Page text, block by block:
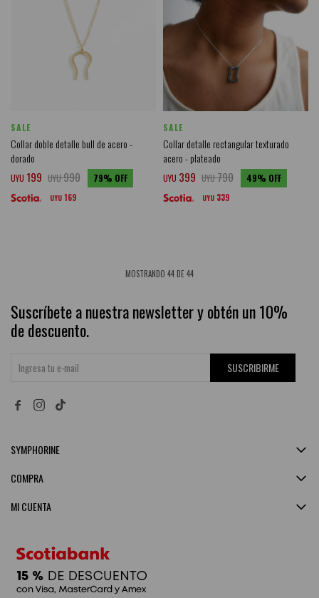
SALE
Collar doble detalle bull de acero -
dorado
UYU 199 UYU990 79
UYU 169
SALE
Collar detalle rectangular texturado
acero - plateado
UYU 399 UYU790 49
UYU 339
MOSTRANDO 44 DE 44
Suscríbete a nuestra newsletter y obtén un 10%
de descuento.
SUSCRIBIRME
 
SYMPHORINE
MI CUENTA
COMPRA